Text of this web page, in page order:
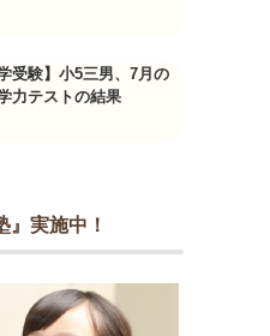
学受験】小5三男、7月の
力テストの結果
』実施中！